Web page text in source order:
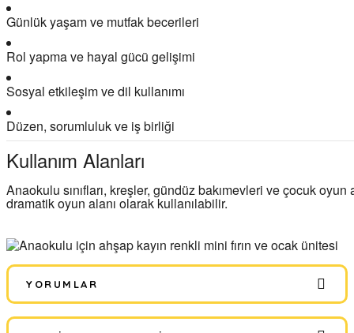
Günlük yaşam ve mutfak becerileri
Rol yapma ve hayal gücü gelişimi
Sosyal etkileşim ve dil kullanımı
Düzen, sorumluluk ve iş birliği
Kullanım Alanları
Anaokulu sınıfları, kreşler, gündüz bakımevleri ve çocuk
dramatik oyun alanı olarak kullanılabilir.
YORUMLAR